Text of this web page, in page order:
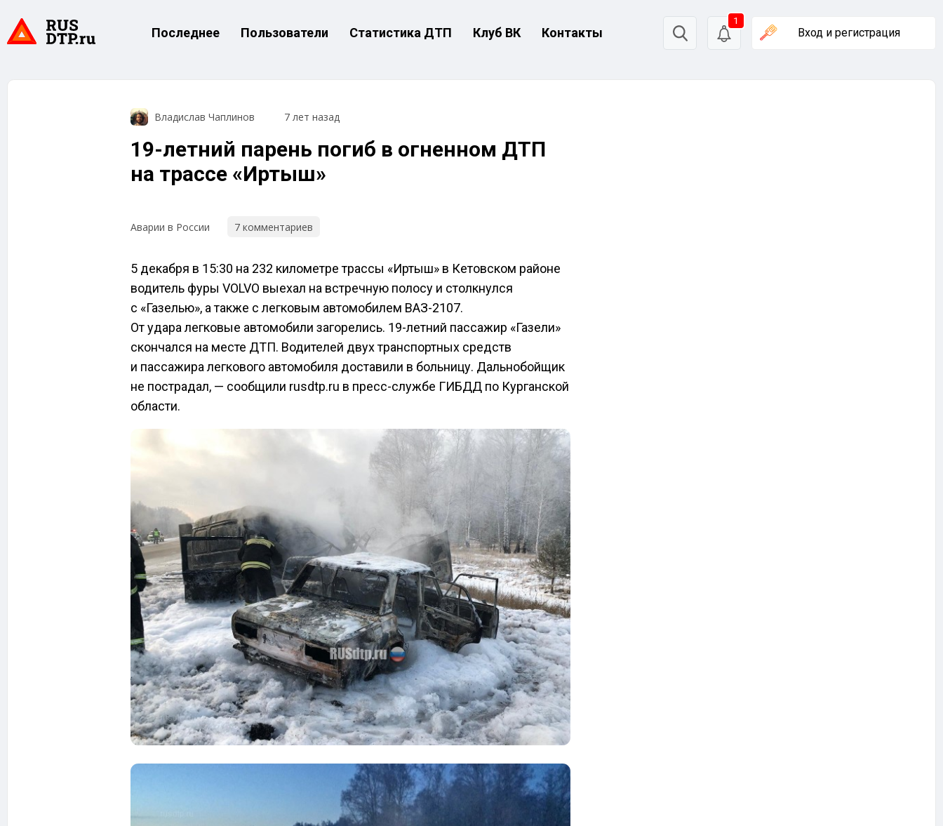
Последнее Пользователи Статистика ДТП Клуб ВК Контакты
1
Вход и регистрация
Владислав Чаплинов 7 лет назад
19-летний парень погиб в огненном ДТП
на трассе «Иртыш»
Аварии в России 7 комментариев
5 декабря в 15:30 на 232 километре трассы «Иртыш» в Кетовском районе
водитель фуры VOLVO выехал на встречную полосу и столкнулся
с «Газелью», а также с легковым автомобилем ВАЗ-2107.
От удара легковые автомобили загорелись. 19-летний пассажир «Газели»
скончался на месте ДТП. Водителей двух транспортных средств
и пассажира легкового автомобиля доставили в больницу. Дальнобойщик
не пострадал, — сообщили rusdtp.ru в пресс-службе ГИБДД по Курганской
области.